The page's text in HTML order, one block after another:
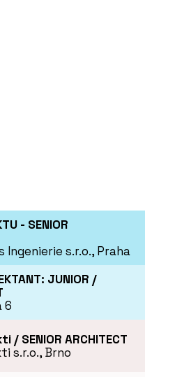
židle Arcus - LD
v budově
inspirované
- SENIOR
Ingenierie s.r.o., Praha
JUNIOR /
6
SENIOR ARCHITECT
s.r.o., Brno